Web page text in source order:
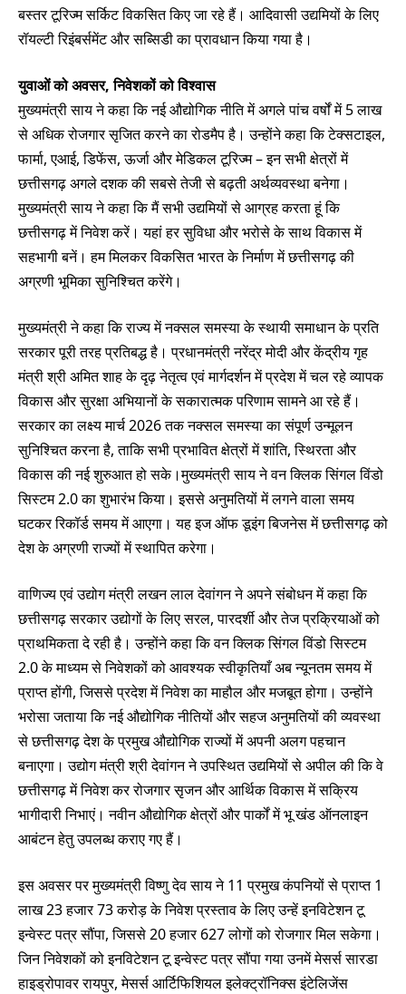
बस्तर टूरिज्म सर्किट विकसित किए जा रहे हैं। आदिवासी उद्यमियों के लिए
रॉयल्टी रिइंबर्समेंट और सब्सिडी का प्रावधान किया गया है।
युवाओं को अवसर, निवेशकों को विश्वास
मुख्यमंत्री साय ने कहा कि नई औद्योगिक नीति में अगले पांच वर्षों में 5 लाख
से अधिक रोजगार सृजित करने का रोडमैप है। उन्होंने कहा कि टेक्सटाइल,
फार्मा, एआई, डिफेंस, ऊर्जा और मेडिकल टूरिज्म – इन सभी क्षेत्रों में
छत्तीसगढ़ अगले दशक की सबसे तेजी से बढ़ती अर्थव्यवस्था बनेगा।
मुख्यमंत्री साय ने कहा कि मैं सभी उद्यमियों से आग्रह करता हूं कि
छत्तीसगढ़ में निवेश करें। यहां हर सुविधा और भरोसे के साथ विकास में
सहभागी बनें। हम मिलकर विकसित भारत के निर्माण में छत्तीसगढ़ की
अग्रणी भूमिका सुनिश्चित करेंगे।
मुख्यमंत्री ने कहा कि राज्य में नक्सल समस्या के स्थायी समाधान के प्रति
सरकार पूरी तरह प्रतिबद्ध है। प्रधानमंत्री नरेंद्र मोदी और केंद्रीय गृह
मंत्री श्री अमित शाह के दृढ़ नेतृत्व एवं मार्गदर्शन में प्रदेश में चल रहे व्यापक
विकास और सुरक्षा अभियानों के सकारात्मक परिणाम सामने आ रहे हैं।
सरकार का लक्ष्य मार्च 2026 तक नक्सल समस्या का संपूर्ण उन्मूलन
सुनिश्चित करना है, ताकि सभी प्रभावित क्षेत्रों में शांति, स्थिरता और
विकास की नई शुरुआत हो सके।मुख्यमंत्री साय ने वन क्लिक सिंगल विंडो
सिस्टम 2.0 का शुभारंभ किया। इससे अनुमतियों में लगने वाला समय
घटकर रिकॉर्ड समय में आएगा। यह इज ऑफ डूइंग बिजनेस में छत्तीसगढ़ को
देश के अग्रणी राज्यों में स्थापित करेगा।
वाणिज्य एवं उद्योग मंत्री लखन लाल देवांगन ने अपने संबोधन में कहा कि
छत्तीसगढ़ सरकार उद्योगों के लिए सरल, पारदर्शी और तेज प्रक्रियाओं को
प्राथमिकता दे रही है। उन्होंने कहा कि वन क्लिक सिंगल विंडो सिस्टम
2.0 के माध्यम से निवेशकों को आवश्यक स्वीकृतियाँ अब न्यूनतम समय में
प्राप्त होंगी, जिससे प्रदेश में निवेश का माहौल और मजबूत होगा। उन्होंने
भरोसा जताया कि नई औद्योगिक नीतियों और सहज अनुमतियों की व्यवस्था
से छत्तीसगढ़ देश के प्रमुख औद्योगिक राज्यों में अपनी अलग पहचान
बनाएगा। उद्योग मंत्री श्री देवांगन ने उपस्थित उद्यमियों से अपील की कि वे
छत्तीसगढ़ में निवेश कर रोजगार सृजन और आर्थिक विकास में सक्रिय
भागीदारी निभाएं। नवीन औद्योगिक क्षेत्रों और पार्कों में भू खंड ऑनलाइन
आबंटन हेतु उपलब्ध कराए गए हैं।
इस अवसर पर मुख्यमंत्री विष्णु देव साय ने 11 प्रमुख कंपनियों से प्राप्त 1
लाख 23 हजार 73 करोड़ के निवेश प्रस्ताव के लिए उन्हें इनविटेशन टू
इन्वेस्ट पत्र सौंपा, जिससे 20 हजार 627 लोगों को रोजगार मिल सकेगा।
जिन निवेशकों को इनविटेशन टू इन्वेस्ट पत्र सौंपा गया उनमें मेसर्स सारडा
हाइड्रोपावर रायपुर, मेसर्स आर्टिफिशियल इलेक्ट्रॉनिक्स इंटेलिजेंस